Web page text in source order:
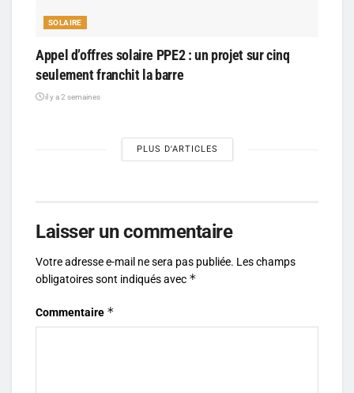
SOLAIRE
Appel d’offres solaire PPE2 : un projet sur cinq
seulement franchit la barre
il y a 2 semaines
PLUS D'ARTICLES
Laisser un commentaire
Votre adresse e-mail ne sera pas publiée. Les champs
obligatoires sont indiqués avec *
Commentaire *